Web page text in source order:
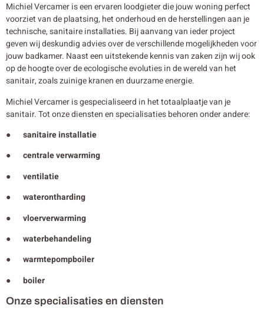
Michiel Vercamer is een ervaren loodgieter die jouw woning perfect
voorziet van de plaatsing, het onderhoud en de herstellingen aan je
technische, sanitaire installaties. Bij aanvang van ieder project
geven wij deskundig advies over de verschillende mogelijkheden voor
jouw badkamer. Naast een uitstekende kennis van zaken zijn wij ook
op de hoogte over de ecologische evoluties in de wereld van het
sanitair, zoals zuinige kranen en duurzame energie.
Michiel Vercamer is gespecialiseerd in het totaalplaatje van je
sanitair. Tot onze diensten en specialisaties behoren onder andere:
● sanitaire installatie
● centrale verwarming
● ventilatie
● waterontharding
● vloerverwarming
● waterbehandeling
● warmtepompboiler
● boiler
Onze specialisaties en diensten